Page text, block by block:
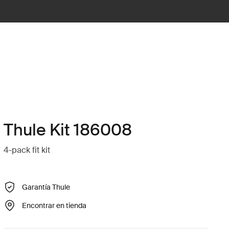
Thule Kit 186008
4-pack fit kit
Garantía Thule
Encontrar en tienda